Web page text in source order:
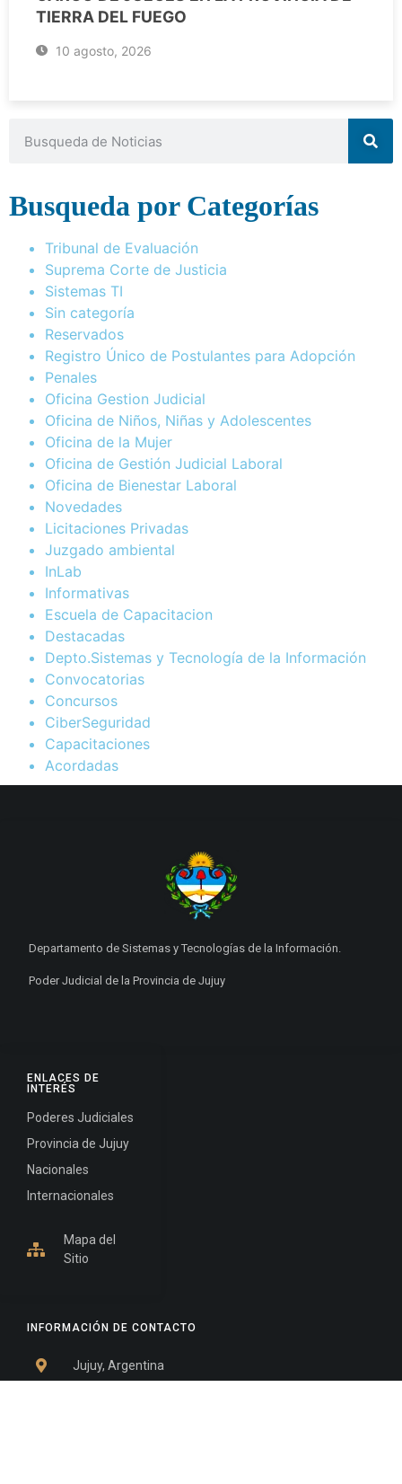
TIERRA DEL FUEGO
10 agosto, 2026
Busqueda por Categorías
Tribunal de Evaluación
Suprema Corte de Justicia
Sistemas TI
Sin categoría
Reservados
Registro Único de Postulantes para Adopción
Penales
Oficina Gestion Judicial
Oficina de Niños, Niñas y Adolescentes
Oficina de la Mujer
Oficina de Gestión Judicial Laboral
Oficina de Bienestar Laboral
Novedades
Licitaciones Privadas
Juzgado ambiental
InLab
Informativas
Escuela de Capacitacion
Destacadas
Depto.Sistemas y Tecnología de la Información
Convocatorias
Concursos
CiberSeguridad
Capacitaciones
Acordadas
INFORMACIÓN DE CONTACTO
Jujuy, Argentina
ENLACES DE
INTERÉS
Poderes Judiciales
Provincia de Jujuy
Nacionales
Internacionales
Mapa del
Sitio
Departamento de Sistemas y Tecnologías de la Información.
Poder Judicial de la Provincia de Jujuy